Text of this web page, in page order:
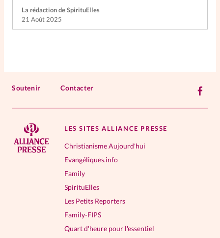
La rédaction de SpirituElles
21 Août 2025
Soutenir Contacter
LES SITES ALLIANCE PRESSE
Christianisme Aujourd'hui
Evangéliques.info
Family
SpirituElles
Les Petits Reporters
Family-FIPS
Quart d'heure pour l'essentiel